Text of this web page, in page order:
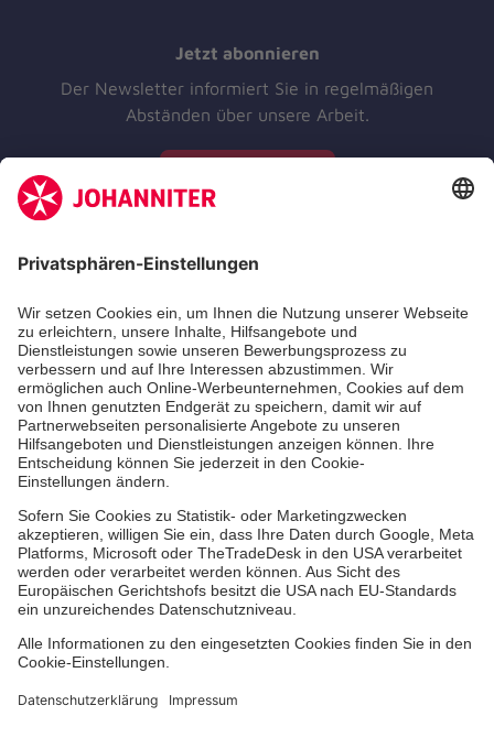
Jetzt abonnieren
Der Newsletter informiert Sie in regelmäßigen
Abständen über unsere Arbeit.
Aus- & Fortbildungen
Jobs & Ehrenamt
Freiwilligendienst